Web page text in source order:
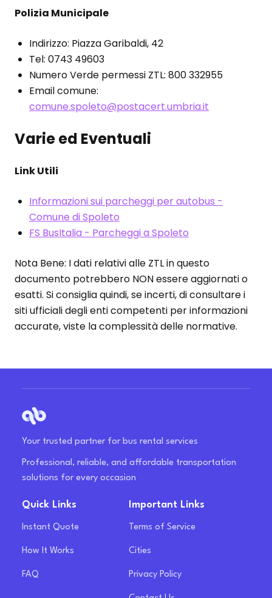
Polizia Municipale
Indirizzo: Piazza Garibaldi, 42
Tel: 0743 49603
Numero Verde permessi ZTL: 800 332955
Email comune:
comune.spoleto@postacert.umbria.it
Varie ed Eventuali
Link Utili
Informazioni sui parcheggi per autobus -
Comune di Spoleto
FS BusItalia - Parcheggi a Spoleto
Nota Bene: I dati relativi alle ZTL in questo
documento potrebbero NON essere aggiornati o
esatti. Si consiglia quindi, se incerti, di consultare i
siti ufficiali degli enti competenti per informazioni
accurate, viste la complessità delle normative.
Your trusted partner for bus rental services
Professional, reliable, and affordable transportation
solutions for every occasion
Quick Links
Instant Quote
How It Works
FAQ
Important Links
Terms of Service
Cities
Privacy Policy